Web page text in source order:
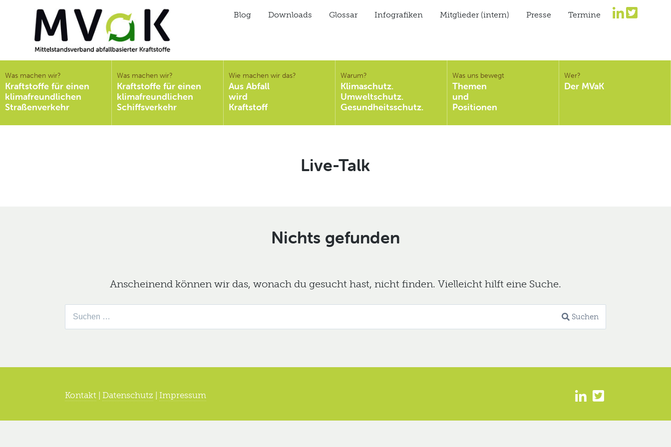
Mittelstandsverband
abfallbasierter
Kraftstoffe e.V.
MVaK
Blog Downloads Glossar Infografiken Mitglieder (intern) Presse Termine
Was machen wir?
Kraftstoffe für einen
klimafreundlichen
Straßenverkehr
Was machen wir?
Kraftstoffe für einen
klimafreundlichen
Schiffsverkehr
Wie machen wir das?
Aus Abfall
wird
Kraftstoff
Warum?
Klimaschutz.
Umweltschutz.
Gesundheitsschutz.
Was uns bewegt
Themen
und
Positionen
Wer?
Der MVaK
Schlagwort:
Live-Talk
Nichts gefunden
Anscheinend können wir das, wonach du gesucht hast, nicht finden. Vielleicht hilft eine Suche.
Suche
nach:
Suchen
Kontakt| Datenschutz | Impressum